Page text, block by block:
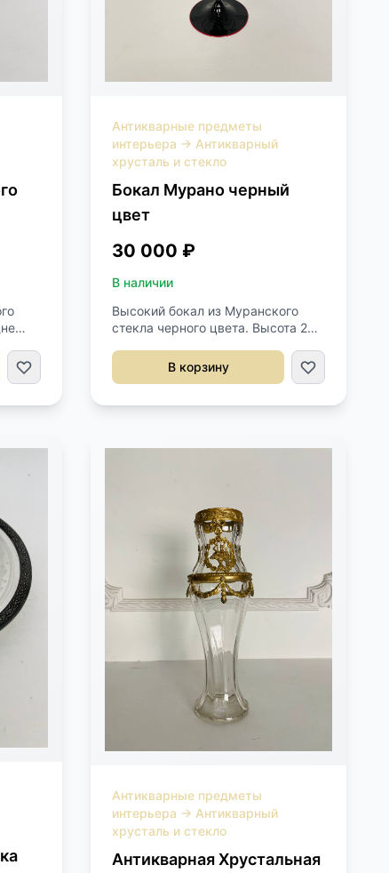
Антикварные предметы
интерьера → Антикварный
хрусталь и стекло
Бокал Мурано черный
цвет
30 000 ₽
В наличии
Высокий бокал из Муранского
стекла черного цвета. Высота 25
В корзину
Антикварные предметы
интерьера → Антикварный
хрусталь и стекло
Антикварная Хрустальная